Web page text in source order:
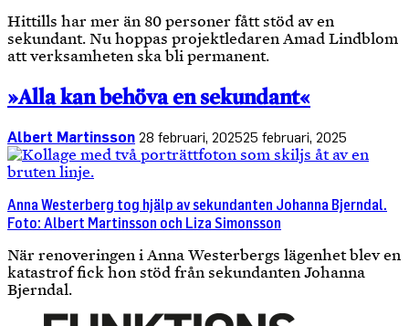
Hittills har mer än 80 personer fått stöd av en
sekundant. Nu hoppas projektledaren Amad Lindblom
att verksamheten ska bli permanent.
»Alla kan behöva en sekundant«
Albert Martinsson 28 februari, 202525 februari, 2025
Anna Westerberg tog hjälp av sekundanten Johanna Bjerndal.
Foto: Albert Martinsson och Liza Simonsson
När renoveringen i Anna Westerbergs lägenhet blev en
katastrof fick hon stöd från sekundanten Johanna
Bjerndal.